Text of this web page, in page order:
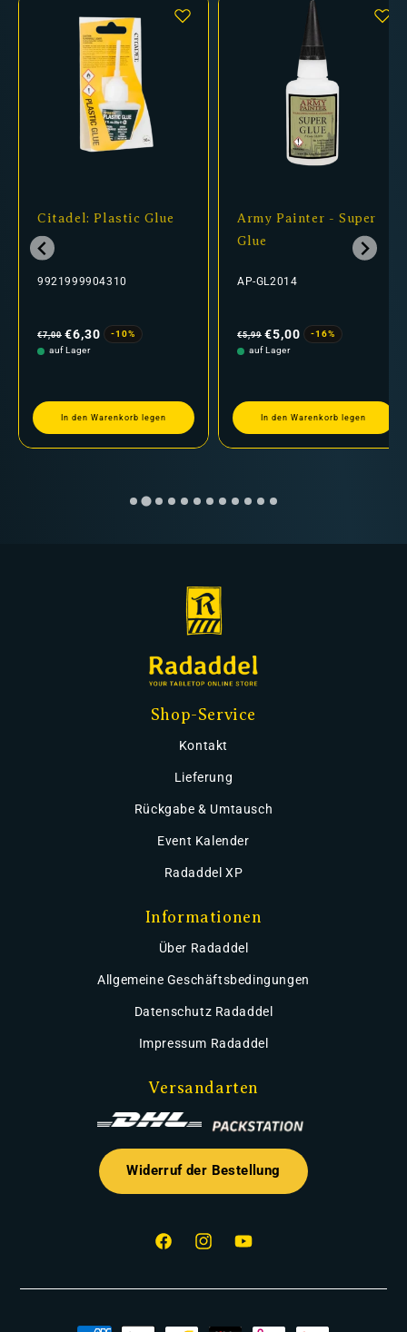
Citadel: Plastic Glue
9921999904310
Preis
€7,00 €6,30
-10%
auf Lager
In den Warenkorb legen
Army Painter - Super
Glue
AP-GL2014
Preis
€5,99 €5,00
-16%
auf Lager
In den Warenkorb legen
Shop-Service
Kontakt
Lieferung
Rückgabe & Umtausch
Event Kalender
Radaddel XP
Informationen
Über Radaddel
Allgemeine Geschäftsbedingungen
Datenschutz Radaddel
Impressum Radaddel
Versandarten
Widerruf der Bestellung
FacebookInstagramYouTube
Zahlungsmethoden